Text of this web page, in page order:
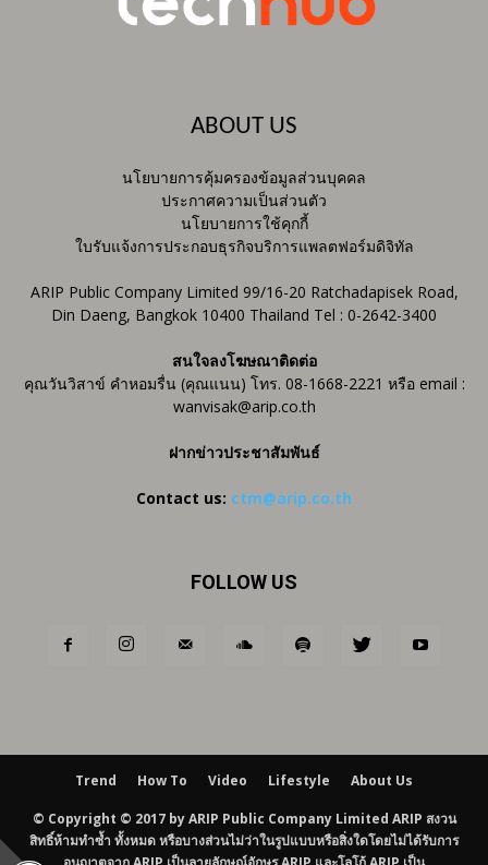
ABOUT US
นโยบายการคุ้มครองข้อมูลส่วนบุคคล
ประกาศความเป็นส่วนตัว
นโยบายการใช้คุกกี้
ใบรับแจ้งการประกอบธุรกิจบริการแพลตฟอร์มดิจิทัล
ARIP Public Company Limited 99/16-20 Ratchadapisek Road,
Din Daeng, Bangkok 10400 Thailand Tel : 0-2642-3400
สนใจลงโฆษณาติดต่อ
คุณวันวิสาข์ คำหอมรื่น (คุณแนน) โทร. 08-1668-2221 หรือ email :
wanvisak@arip.co.th
ฝากข่าวประชาสัมพันธ์
Contact us: ctm@arip.co.th
FOLLOW US
Trend How To Video Lifestyle About Us
© Copyright © 2017 by ARIP Public Company Limited ARIP สงวน
สิทธิ์ห้ามทำซ้ำ ทั้งหมด หรือบางส่วนไม่ว่าในรูปแบบหรือสิ่งใดโดยไม่ได้รับการ